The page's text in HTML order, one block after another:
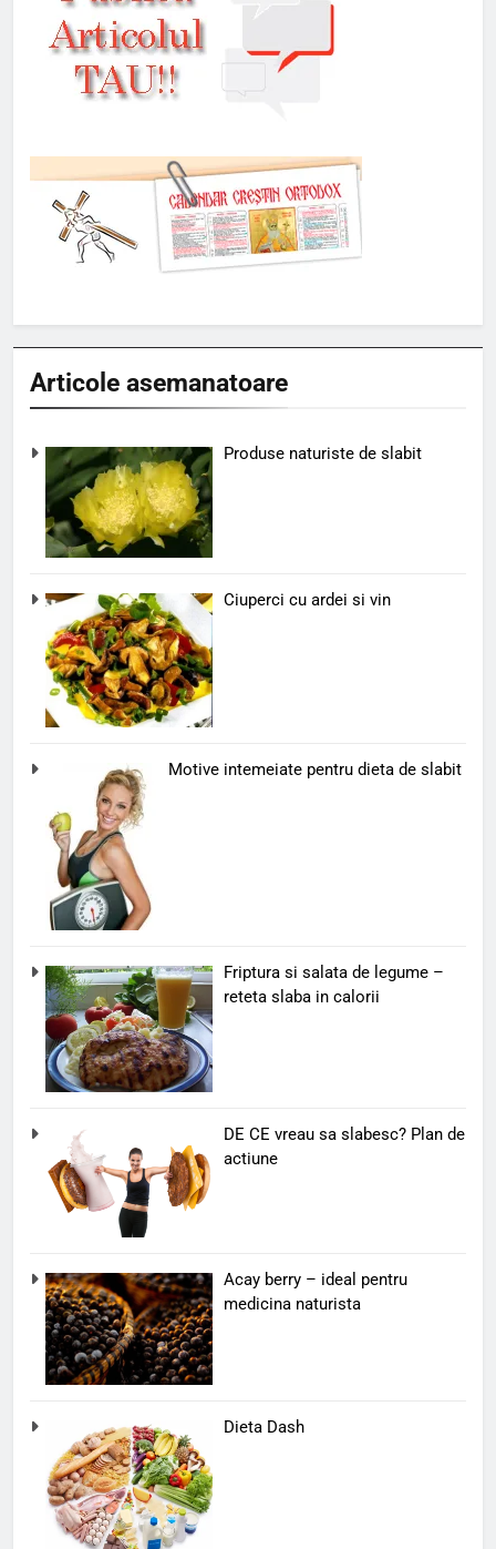
versiuni si…
Articole asemanatoare
Produse naturiste de slabit
Ciuperci cu ardei si vin
Motive intemeiate pentru dieta de slabit
Friptura si salata de legume –
reteta slaba in calorii
DE CE vreau sa slabesc? Plan de
actiune
Acay berry – ideal pentru
medicina naturista
Dieta Dash